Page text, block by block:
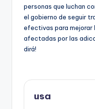
personas que luchan
el gobierno de seguir
efectivas para mejorar
afectadas por las
dirá!
usa